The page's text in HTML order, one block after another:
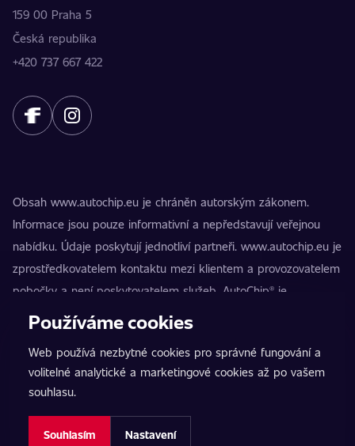
159 00 Praha 5
Česká republika
+420 737 667 422
Obsah www.autochip.eu je chráněn autorským zákonem.
Informace jsou pouze informativní a nepředstavují veřejnou
nabídku. Údaje poskytují jednotliví partneři. www.autochip.eu je
zprostředkovatelem kontaktu mezi klientem a provozovatelem
pobočky a není poskytovatelem služeb. AutoChip® je
registrovaná ochranná známka Petra Kučery. Úpravy, které
nezpůsobilosti vozidla k provozu na pozemních komunikacích.
Přesné informace poskytuje vždy konkrétní provozovatel
pobočky.
Nastavení cookies
Používáme cookies
Web používá nezbytné cookies pro správné fungování a
volitelné analytické a marketingové cookies až po vašem
souhlasu.
Souhlasím Nastavení